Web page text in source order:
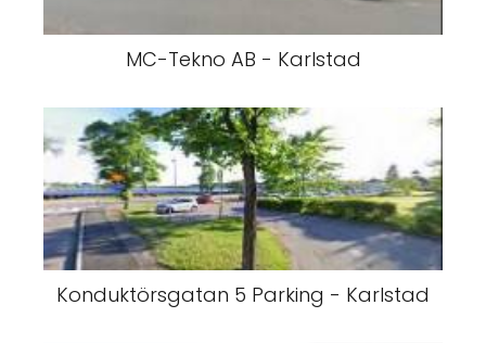
MC-Tekno AB - Karlstad
Konduktörsgatan 5 Parking - Karlstad